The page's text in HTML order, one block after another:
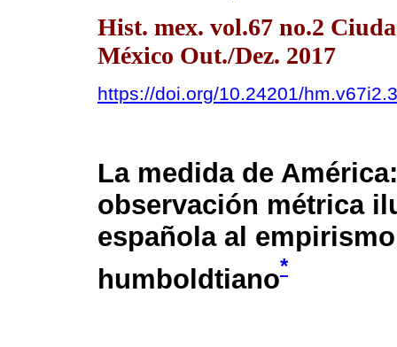
Hist. mex. vol.67 no.2
México Out./Dez. 2017
https://doi.org/10.24201/
La medida de
observación métrica
española al
humboldtiano*